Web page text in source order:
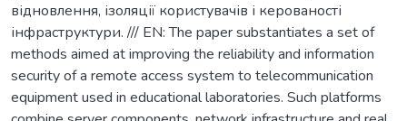
відновлення, ізоляції користувачів і керованості
інфраструктури. /// EN: The paper substantiates a set of
methods aimed at improving the reliability and information
security of a remote access system to telecommunication
equipment used in educational laboratories. Such platforms